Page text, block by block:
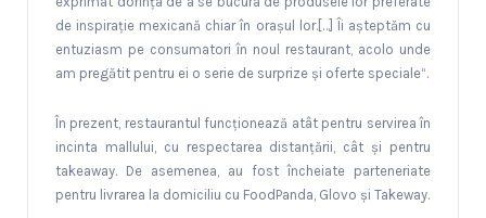
de inspirație mexicană chiar în orașul lor.[…] Îi așteptăm cu
entuziasm pe consumatori în noul restaurant, acolo unde
am pregătit pentru ei o serie de surprize și oferte speciale“.
În prezent, restaurantul funcționează atât pentru servirea în
incinta mallului, cu respectarea distanțării, cât și pentru
takeaway. De asemenea, au fost încheiate parteneriate
pentru livrarea la domiciliu cu FoodPanda, Glovo și Takeway.